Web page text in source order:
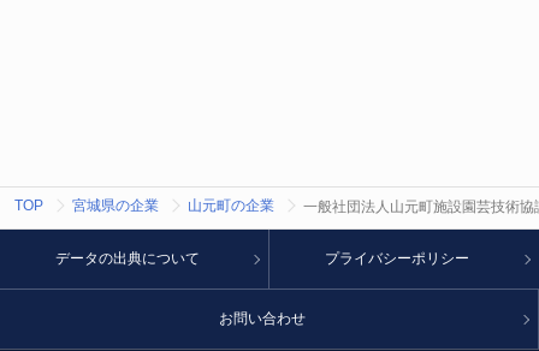
TOP 宮城県の企業 山元町の企業 一般社団法人山元町施設園芸技術協
データの出典について プライバシーポリシー
お問い合わせ